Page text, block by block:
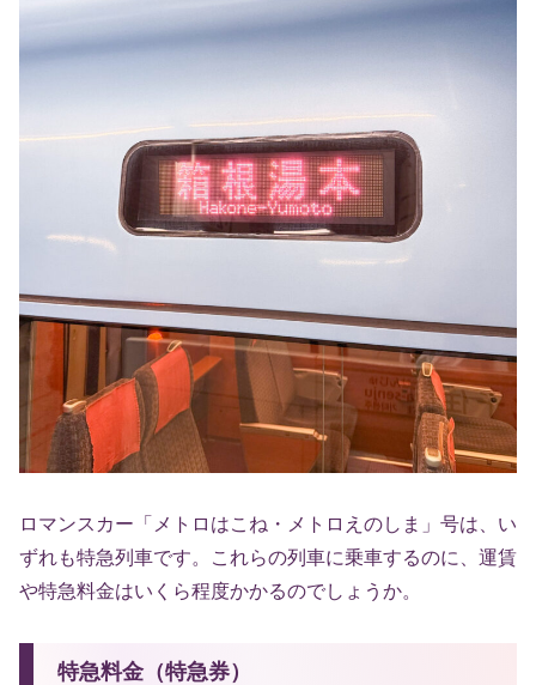
ロマンスカー「メトロはこね・メトロえのしま」号は、い
ずれも特急列車です。これらの列車に乗車するのに、運賃
や特急料金はいくら程度かかるのでしょうか。
特急料金（特急券）